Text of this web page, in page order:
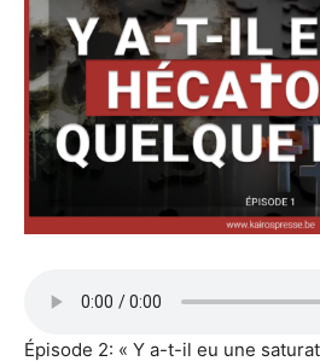
Épisode 2: « Y a-t-il eu une